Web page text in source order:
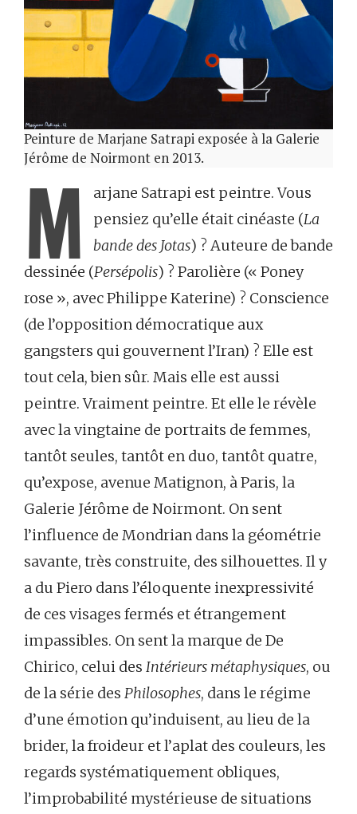
Peinture de Marjane Satrapi exposée à la Galerie
Jérôme de Noirmont en 2013.
M
arjane Satrapi est peintre. Vous
pensiez qu’elle était cinéaste (La
bande des Jotas) ? Auteure de bande
dessinée (Persépolis) ? Parolière (« Poney
rose », avec Philippe Katerine) ? Conscience
(de l’opposition démocratique aux
gangsters qui gouvernent l’Iran) ? Elle est
tout cela, bien sûr. Mais elle est aussi
peintre. Vraiment peintre. Et elle le révèle
avec la vingtaine de portraits de femmes,
tantôt seules, tantôt en duo, tantôt quatre,
qu’expose, avenue Matignon, à Paris, la
Galerie Jérôme de Noirmont. On sent
l’influence de Mondrian dans la géométrie
savante, très construite, des silhouettes. Il y
a du Piero dans l’éloquente inexpressivité
de ces visages fermés et étrangement
impassibles. On sent la marque de De
Chirico, celui des Intérieurs métaphysiques, ou
de la série des Philosophes, dans le régime
d’une émotion qu’induisent, au lieu de la
brider, la froideur et l’aplat des couleurs, les
regards systématiquement obliques,
l’improbabilité mystérieuse de situations